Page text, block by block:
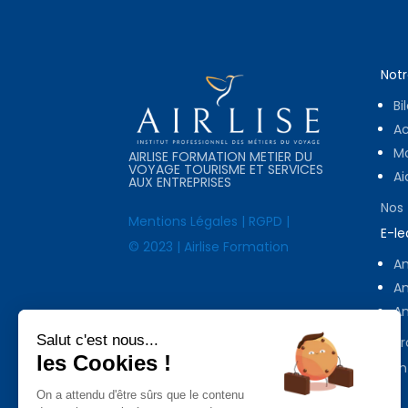
AIRLISE FORMATION METIER DU
VOYAGE TOURISME ET SERVICES
AUX ENTREPRISES
Mentions Légales | RGPD |
© 2023 | Airlise Formation
E-
A
Salut c'est nous...
les Cookies !
On a attendu d'être sûrs que le contenu